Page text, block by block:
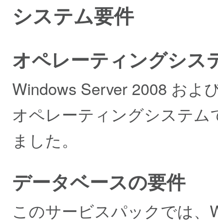
システム要件
オペレーティングシス
Windows Server 2008 およ
オペレーティングシステ
ました。
データベースの要件
このサービスパックでは、